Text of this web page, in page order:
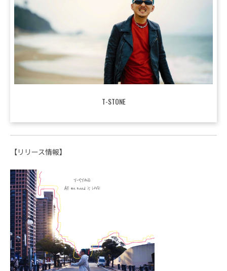
T-STONE
【リリース情報】